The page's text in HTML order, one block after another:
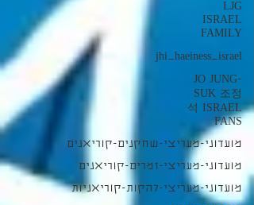
LJG
ISRAEL
FAMILY
jhi_haeiness_israel
JO JUNG-
SUK 조정
석 ISRAEL
FANS
מועדוני-מעריצי-שחקנים-קוריאנים
מועדוני-מעריצי-זמרים-קוריאנים
מועדוני-מעריצי-להקות-קוריאניות